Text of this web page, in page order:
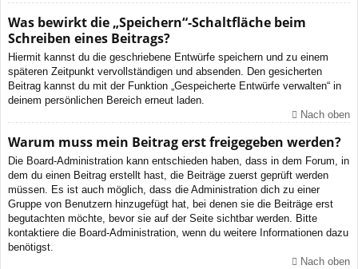
Was bewirkt die „Speichern“-Schaltfläche beim
Schreiben eines Beitrags?
Hiermit kannst du die geschriebene Entwürfe speichern und zu einem
späteren Zeitpunkt vervollständigen und absenden. Den gesicherten
Beitrag kannst du mit der Funktion „Gespeicherte Entwürfe verwalten“ in
deinem persönlichen Bereich erneut laden.
Nach oben
Warum muss mein Beitrag erst freigegeben werden?
Die Board-Administration kann entschieden haben, dass in dem Forum, in
dem du einen Beitrag erstellt hast, die Beiträge zuerst geprüft werden
müssen. Es ist auch möglich, dass die Administration dich zu einer
Gruppe von Benutzern hinzugefügt hat, bei denen sie die Beiträge erst
begutachten möchte, bevor sie auf der Seite sichtbar werden. Bitte
kontaktiere die Board-Administration, wenn du weitere Informationen dazu
benötigst.
Nach oben